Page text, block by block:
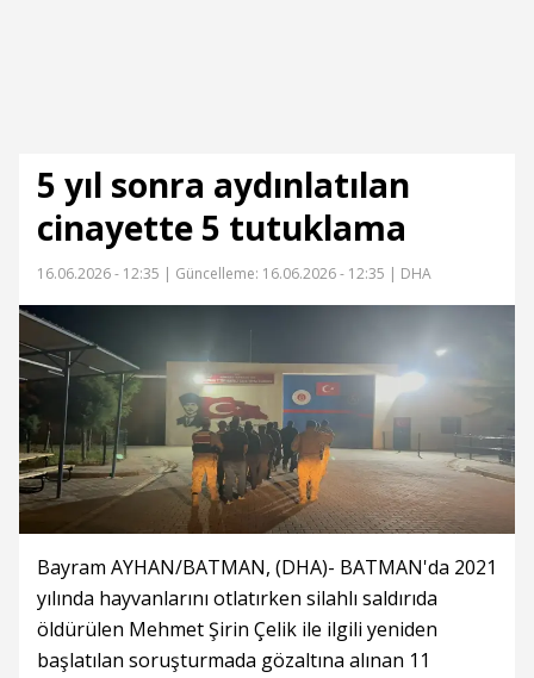
5 yıl sonra aydınlatılan
cinayette 5 tutuklama
16.06.2026 - 12:35 | Güncelleme: 16.06.2026 - 12:35 | DHA
Bayram AYHAN/BATMAN, (DHA)- BATMAN'da 2021
yılında hayvanlarını otlatırken silahlı saldırıda
öldürülen Mehmet Şirin Çelik ile ilgili yeniden
başlatılan soruşturmada gözaltına alınan 11